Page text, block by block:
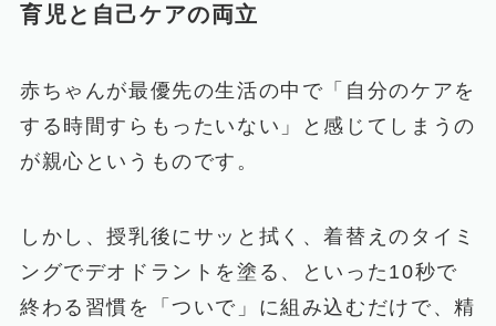
育児と自己ケアの両立
赤ちゃんが最優先の生活の中で「自分のケアを
する時間すらもったいない」と感じてしまうの
が親心というものです。
しかし、授乳後にサッと拭く、着替えのタイミ
ングでデオドラントを塗る、といった10秒で
終わる習慣を「ついで」に組み込むだけで、精